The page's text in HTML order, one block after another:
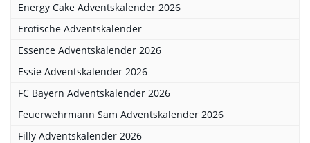
Energy Cake Adventskalender 2026
Erotische Adventskalender
Essence Adventskalender 2026
Essie Adventskalender 2026
FC Bayern Adventskalender 2026
Feuerwehrmann Sam Adventskalender 2026
Filly Adventskalender 2026